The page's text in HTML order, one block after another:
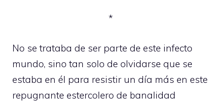
*
No se trataba de ser parte de este infecto
mundo, sino tan solo de olvidarse que se
estaba en él para resistir un día más en este
repugnante estercolero de banalidad